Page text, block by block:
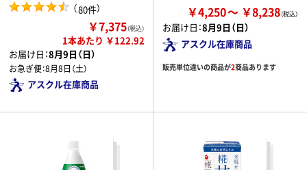
（80件）
￥7,375（税込）
1本あたり ￥122.92
お届け日：8月9日（日）
お急ぎ便：8月8日（土）
アスクル在庫商品
￥4,250 ￥8,238
お届け日：8月9日（日）
アスクル在庫商品
販売単位違いの商品が2商品あります